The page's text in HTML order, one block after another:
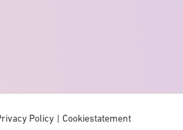
Policy Cookiestatement